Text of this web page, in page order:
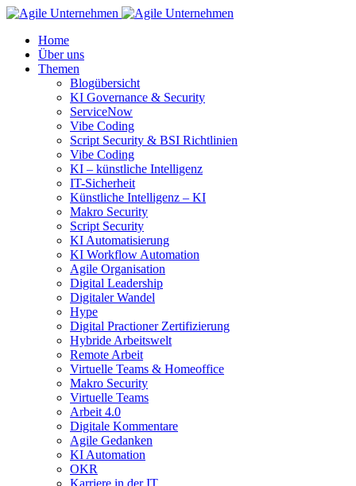
Home
Über uns
Themen
Blogübersicht
KI Governance & Security
ServiceNow
Vibe Coding
Script Security & BSI Richtlinien
Vibe Coding
KI – künstliche Intelligenz
IT-Sicherheit
Künstliche Intelligenz – KI
Makro Security
Script Security
KI Automatisierung
KI Workflow Automation
Agile Organisation
Digital Leadership
Digitaler Wandel
Hype
Digital Practioner Zertifizierung
Hybride Arbeitswelt
Remote Arbeit
Virtuelle Teams & Homeoffice
Makro Security
Virtuelle Teams
Arbeit 4.0
Digitale Kommentare
Agile Gedanken
KI Automation
OKR
Karriere in der IT